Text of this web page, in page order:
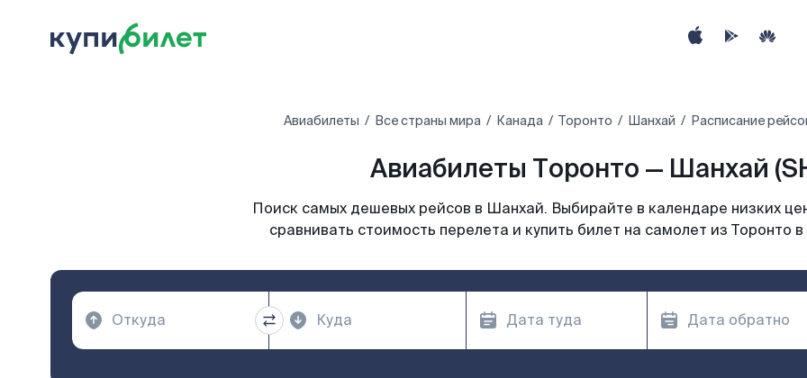
Авиабилеты Все страны мира Канада Торонто Шанхай Расписание
Авиабилеты Торонто — Шанхай
Поиск самых дешевых рейсов в Шанхай. Выбирайте в календаре низких
сравнивать стоимость перелета и купить билет на самолет из Торонто